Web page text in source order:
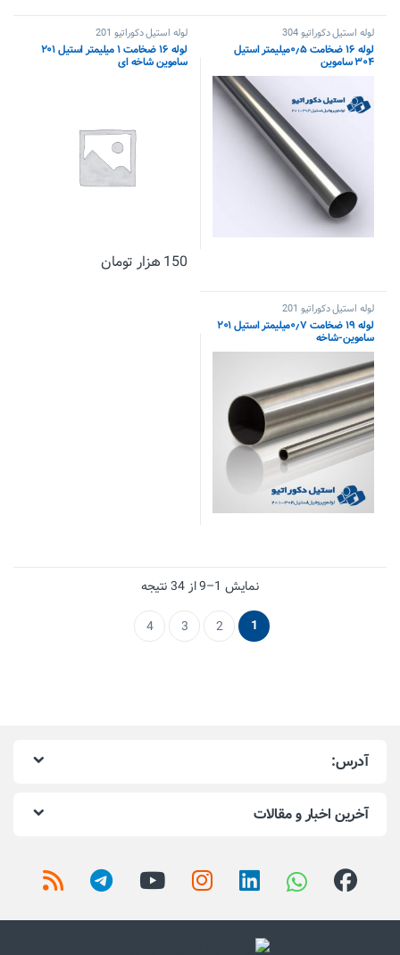
لوله استیل دکوراتیو 304
لوله ۱۶ ضخامت ۰٫۵میلیمتر استیل
۳۰۴ ساموین
لوله استیل دکوراتیو 201
لوله ۱۶ ضخامت ۱ میلیمتر استیل ۲۰۱
ساموین شاخه ای
150 هزار تومان
لوله استیل دکوراتیو 201
لوله ۱۹ ضخامت ۰٫۷میلیمتر استیل ۲۰۱
ساموین-شاخه
نمایش 1–9 از 34 نتیجه
1
2
3
4
آدرس:
آخرین اخبار و مقالات